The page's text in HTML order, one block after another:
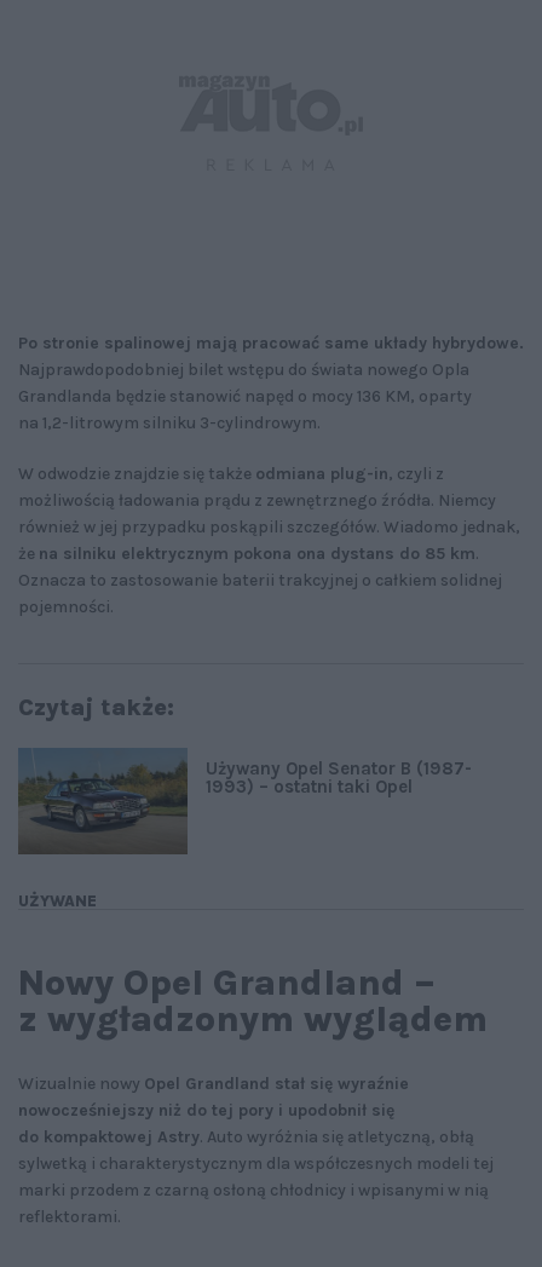
Po stronie spalinowej mają pracować same układy hybrydowe.
Najprawdopodobniej bilet wstępu do świata nowego Opla
Grandlanda będzie stanowić napęd o mocy 136 KM, oparty
na 1,2-litrowym silniku 3-cylindrowym.
W odwodzie znajdzie się także odmiana plug-in, czyli z
możliwością ładowania prądu z zewnętrznego źródła. Niemcy
również w jej przypadku poskąpili szczegółów. Wiadomo jednak,
że na silniku elektrycznym pokona ona dystans do 85 km.
Oznacza to zastosowanie baterii trakcyjnej o całkiem solidnej
pojemności.
Czytaj także:
UŻYWANE
Używany Opel Senator B (1987-
1993) – ostatni taki Opel
Nowy Opel Grandland –
z wygładzonym wyglądem
Wizualnie nowy Opel Grandland stał się wyraźnie
nowocześniejszy niż do tej pory i upodobnił się
do kompaktowej Astry. Auto wyróżnia się atletyczną, obłą
sylwetką i charakterystycznym dla współczesnych modeli tej
marki przodem z czarną osłoną chłodnicy i wpisanymi w nią
reflektorami.